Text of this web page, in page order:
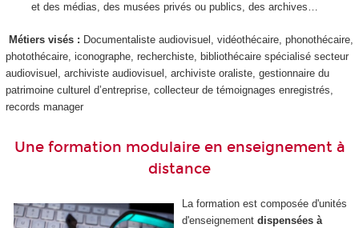
et des médias, des musées privés ou publics, des archives…
Métiers visés : Documentaliste audiovisuel, vidéothécaire, phonothécaire,
photothécaire, iconographe, recherchiste, bibliothécaire spécialisé secteur
audiovisuel, archiviste audiovisuel, archiviste oraliste, gestionnaire du
patrimoine culturel d’entreprise, collecteur de témoignages enregistrés,
records manager
Une formation modulaire en enseignement à
distance
La formation est composée d'unités
d'enseignementdispensées à